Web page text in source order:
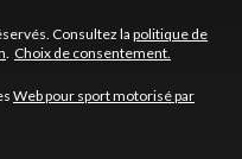
Consultez la politique de
. Choix de consentement.
Web pour sport motorisé par